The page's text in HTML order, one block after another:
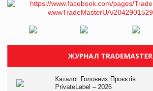
ЖУРНАЛ TRADEMASTER
Каталог Головних Проєктів
PrivateLabel – 2026